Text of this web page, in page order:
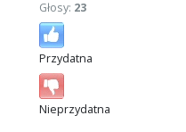
Głosy: 23
Przydatna
Nieprzydatna